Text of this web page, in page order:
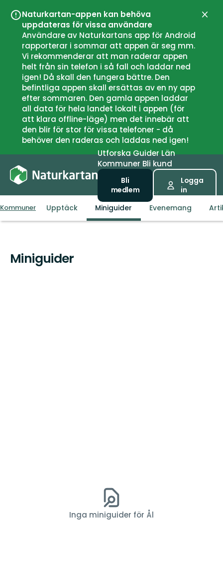
Naturkartan-appen kan behöva
uppdateras för vissa användare
Användare av Naturkartans app för Android
rapporterar i sommar att appen är seg mm.
Vi rekommenderar att man raderar appen
helt från sin telefon i så fall och laddar ned
igen! Då skall den fungera bättre. Den
befintliga appen skall ersättas av en ny app
efter sommaren. Den gamla appen laddar
all data för hela landet lokalt i appen (för
att klara offline-läge) men det innebär att
den blir för stor för vissa telefoner - då
behöver den raderas och laddas ned igen!
UtforskaGuiderLän
Kommuner Bli kund
Bli
medlem
Logga
in
Kommuner Ål
Upptäck Miniguider Evenemang
Miniguider
Inga miniguider för Ål